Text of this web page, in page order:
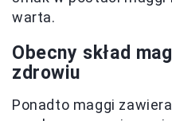
warta.
Obecny skład
zdrowiu
Ponadto maggi